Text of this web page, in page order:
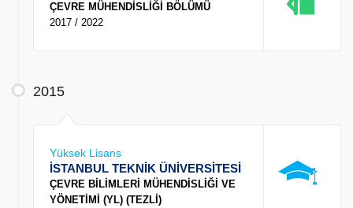
ÇEVRE MÜHENDİSLİĞİ BÖLÜMÜ
2017 / 2022
2015
Yüksek Lisans
İSTANBUL TEKNİK ÜNİVERSİTESİ
ÇEVRE BİLİMLERİ MÜHENDİSLİĞİ VE
YÖNETİMİ (YL) (TEZLİ)